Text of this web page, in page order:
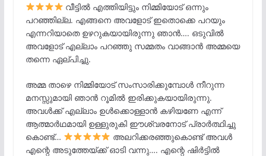
വീട്ടിൽ എത്തിയിട്ടും നിമ്മിയോട്‌ ഒന്നും
പറഞ്ഞില്ല. എങ്ങനെ അവളോട് ഇതൊക്കെ പറയും
എന്നറിയാതെ ഉഴറുകയായിരുന്നു ഞാൻ…. ഒടുവിൽ
അവളോട് എല്ലാം പറഞ്ഞു സമ്മതം വാങ്ങാൻ അമ്മയെ
തന്നെ ഏല്പിച്ചു.
അമ്മ താഴെ നിമ്മിയോട്‌ സംസാരിക്കുമ്പോൾ നീറുന്ന
മനസ്സുമായി ഞാൻ റൂമിൽ ഇരിക്കുകയായിരുന്നു.
അവൾക്ക് എല്ലാം ഉൾക്കൊള്ളാൻ കഴിയണേ എന്ന്
ആത്മാർഥമായി ഉള്ളുരുകി ഈശ്വരനോട് പ്രാർത്ഥിച്ചു
കൊണ്ട്…
അലറിക്കരഞ്ഞുകൊണ്ട് അവൾ
എന്റെ അടുത്തേയ്ക്ക് ഓടി വന്നു…. എന്റെ ഷിർട്ടിൽ